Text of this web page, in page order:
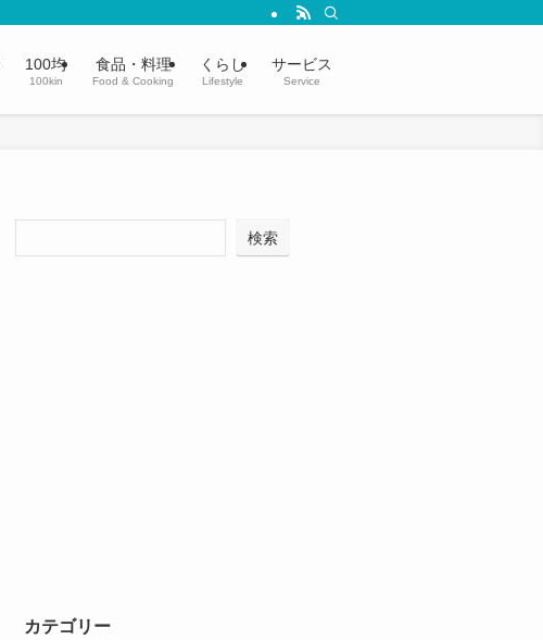
100均
100kin
食品・料理
Food & Cooking
くらし
Lifestyle
サービス
Service
検索
カテゴリー